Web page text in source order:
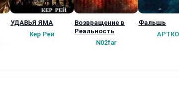
УДАВЬЯ ЯМА
Кер Рей
Возвращение в
Реальность
N02far
Фальшь